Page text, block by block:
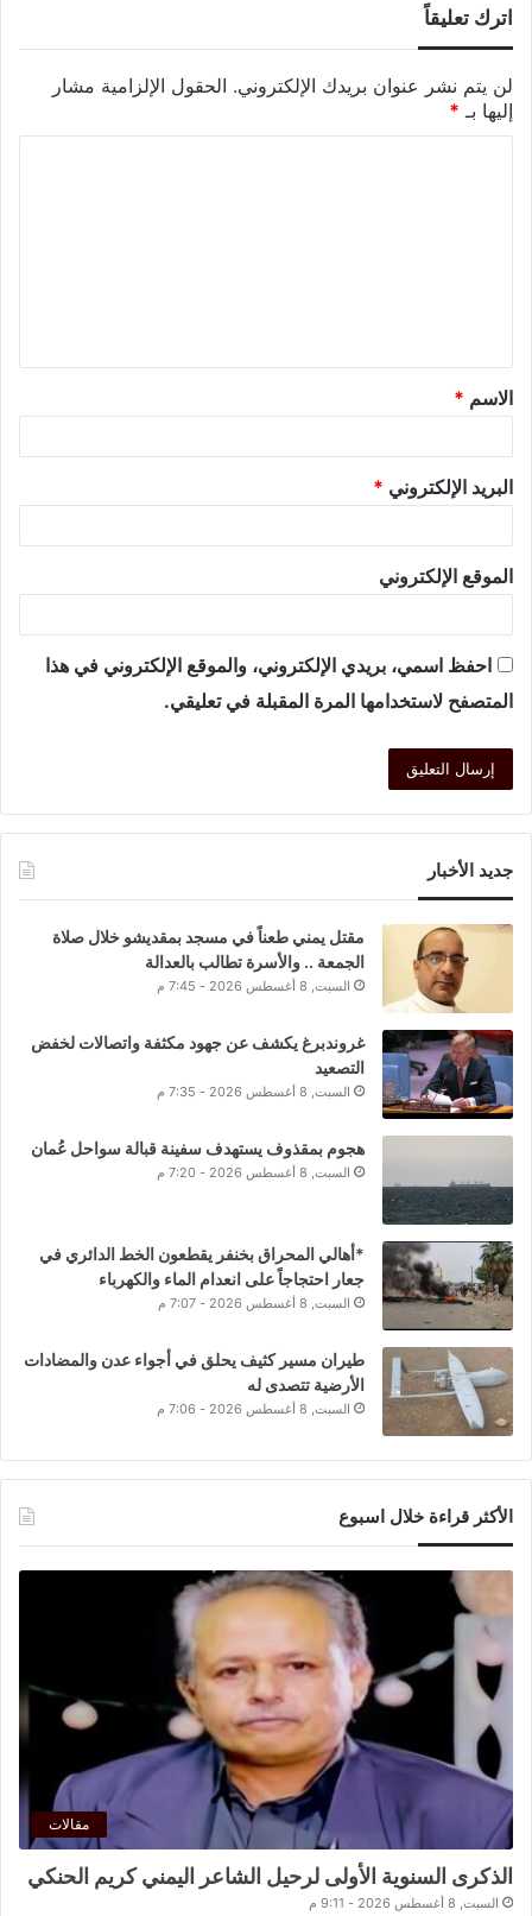
اترك تعليقاً
لن يتم نشر عنوان بريدك الإلكتروني. الحقول الإلزامية مشار
إليها بـ *
الاسم *
البريد الإلكتروني *
الموقع الإلكتروني
احفظ اسمي، بريدي الإلكتروني، والموقع الإلكتروني في هذا
المتصفح لاستخدامها المرة المقبلة في تعليقي.
جديد الأخبار
مقتل يمني طعناً في مسجد بمقديشو خلال صلاة
الجمعة .. والأسرة تطالب بالعدالة
السبت, 8 أغسطس 2026 - 7:45 م
غروندبرغ يكشف عن جهود مكثفة واتصالات لخفض
التصعيد
السبت, 8 أغسطس 2026 - 7:35 م
هجوم بمقذوف يستهدف سفينة قبالة سواحل عُمان
السبت, 8 أغسطس 2026 - 7:20 م
*أهالي المحراق بخنفر يقطعون الخط الدائري في
جعار احتجاجاً على انعدام الماء والكهرباء
السبت, 8 أغسطس 2026 - 7:07 م
طيران مسير كثيف يحلق في أجواء عدن والمضادات
الأرضية تتصدى له
السبت, 8 أغسطس 2026 - 7:06 م
الأكثر قراءة خلال اسبوع
مقالات
الذكرى السنوية الأولى لرحيل الشاعر اليمني كريم الحنكي
السبت, 8 أغسطس 2026 - 9:11 م